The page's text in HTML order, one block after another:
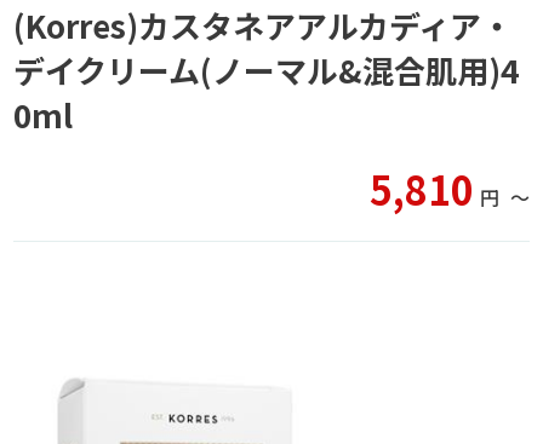
(Korres)カスタネアアルカディア・
デイクリーム(ノーマル&混合肌用)4
0ml
5,810 円 〜